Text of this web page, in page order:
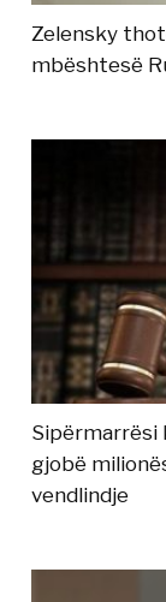
Zelensky
mbështesë
Sipërmarrësi
gjobë
vendlindje